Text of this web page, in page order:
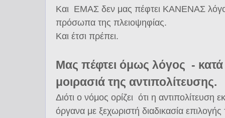
Και ΕΜΑΣ δεν μας πέφτει ΚΑΝΕΝΑΣ λόγος
πρόσωπα της πλειοψηφίας.
Και έτσι πρέπει.
Μας πέφτει όμως λόγος - κατά
μοιρασιά της αντιπολίτευσης.
Διότι ο νόμος ορίζει ότι η αντιπολίτευση
όργανα με ξεχωριστή διαδικασία